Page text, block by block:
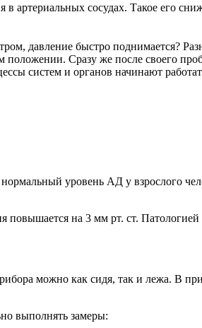
артериальных сосудах. Такое его
давление быстро поднимается?
Сразу же после своего
систем и органов начинают
уровень АД у взрослого
на 3 мм рт. ст. Патологией
можно как сидя, так и лежа. В
выполнять замеры: